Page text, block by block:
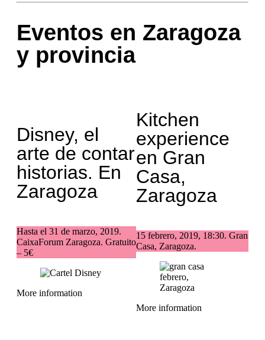
Eventos en Zaragoza
y provincia
Disney, el
arte de contar
historias. En
Zaragoza
Hasta el 31 de marzo, 2019.
CaixaForum Zaragoza. Gratuito
– 5€
More information
Kitchen
experience
en Gran
Casa,
Zaragoza
15 febrero, 2019, 18:30. Gran
Casa, Zaragoza.
More information